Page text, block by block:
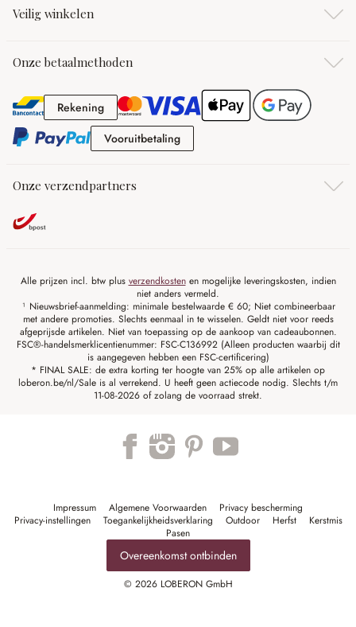
Veilig winkelen
Onze betaalmethoden
RekeningRekening
VooruitbetalingVooruitbetaling
Onze verzendpartners
Alle prijzen incl. btw plus verzendkostenen mogelijke leveringskosten, indien
niet anders vermeld.
¹ Nieuwsbrief-aanmelding: minimale bestelwaarde € 60; Niet combineerbaar
met andere promoties. Slechts eenmaal in te wisselen. Geldt niet voor reeds
afgeprijsde artikelen. Niet van toepassing op de aankoop van cadeaubonnen.
FSC®-handelsmerklicentienummer: FSC-C136992 (Alleen producten waarbij dit
is aangegeven hebben een FSC-certificering)
* FINAL SALE: de extra korting ter hoogte van 25% op alle artikelen op
loberon.be/nl/Sale is al verrekend. U heeft geen actiecode nodig. Slechts t/m
11-08-2026 of zolang de voorraad strekt.
Impressum Algemene Voorwaarden
Privacy bescherming
Privacy-instellingen
Toegankelijkheidsverklaring Outdoor Herfst
Kerstmis
Pasen
Overeenkomst ontbinden
© 2026 LOBERON GmbH